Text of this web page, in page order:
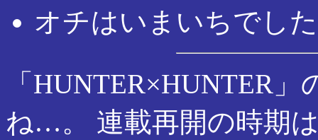
オチはいまいちでし
「HUNTER×HUNTER
ね…。 連載再開の時期